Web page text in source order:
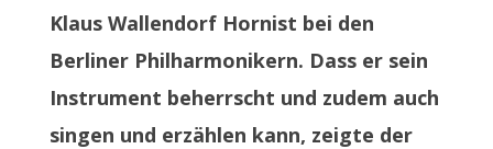
Klaus Wallendorf Hornist bei den
Berliner Philharmonikern. Dass er sein
Instrument beherrscht und zudem auch
singen und erzählen kann, zeigte der